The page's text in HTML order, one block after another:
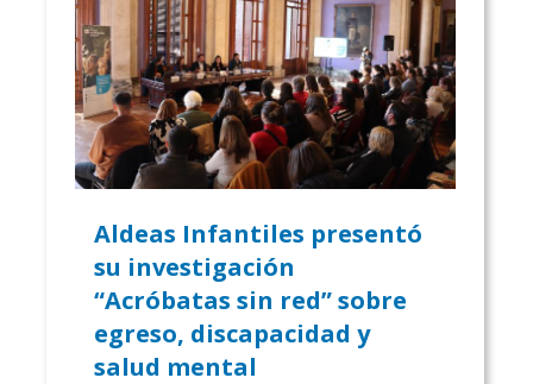
Aldeas Infantiles presentó
su investigación
“Acróbatas sin red” sobre
egreso, discapacidad y
salud mental